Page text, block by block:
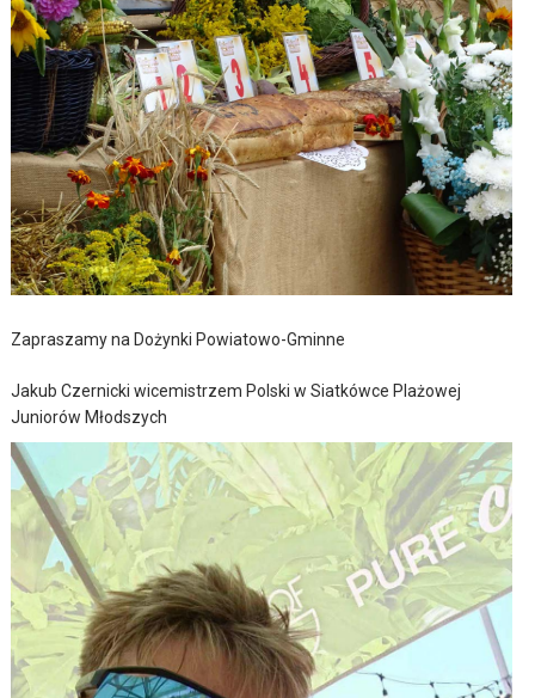
Zapraszamy na Dożynki Powiatowo-Gminne
Jakub Czernicki wicemistrzem Polski w Siatkówce Plażowej
Juniorów Młodszych